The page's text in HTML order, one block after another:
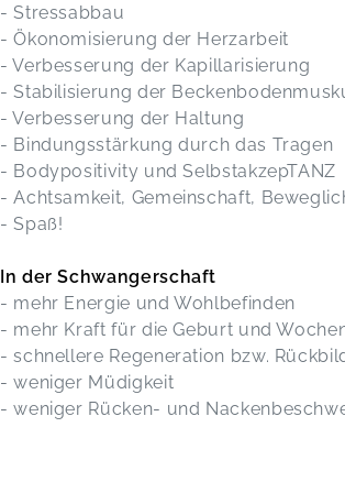
- Stressabbau
- Ökonomisierung der Herzarbeit
- Verbesserung der Kapillarisierung
- Stabilisierung der
- Verbesserung der Haltung
- Bindungsstärkung durch das Tragen
- Bodypositivity und SelbstakzepTANZ
- Achtsamkeit, Gemeinschaft,
- Spaß!
In der Schwangerschaft
- mehr Energie und Wohlbefinden
- mehr Kraft für die Geburt und
- schnellere Regeneration bzw.
- weniger Müdigkeit
- weniger Rücken- und